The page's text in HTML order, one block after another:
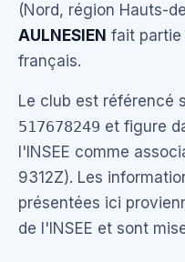
(Nord, région Hauts-
AULNESIEN fait partie
français.
Le club est référencé
517678249 et figure
l'INSEE comme
9312Z). Les
présentées ici
de l'INSEE et sont